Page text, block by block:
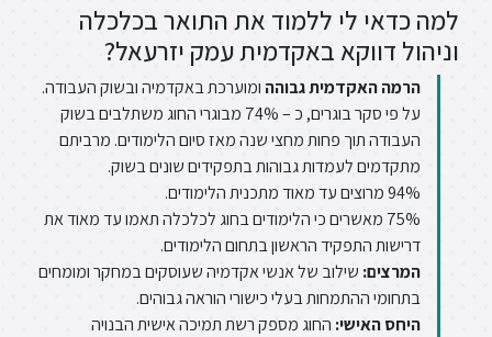
למה כדאי לי ללמוד את התואר בכלכלה
וניהול דווקא באקדמית עמק יזרעאל?
הרמה האקדמית גבוהה ומוערכת באקדמיה ובשוק העבודה.
על פי סקר בוגרים, כ – 74% מבוגרי החוג משתלבים בשוק
העבודה תוך פחות מחצי שנה מאז סיום הלימודים. מרביתם
מתקדמים לעמדות גבוהות בתפקידים שונים בשוק.
94% מרוצים עד מאוד מתכנית הלימודים.
75% מאשרים כי הלימודים בחוג לכלכלה תאמו עד מאוד את
דרישות התפקיד הראשון בתחום הלימודים.
המרצים: שילוב של אנשי אקדמיה שעוסקים במחקר ומומחים
בתחומי ההתמחות בעלי כישורי הוראה גבוהים.
היחס האישי: החוג מספק רשת תמיכה אישית הבנויה